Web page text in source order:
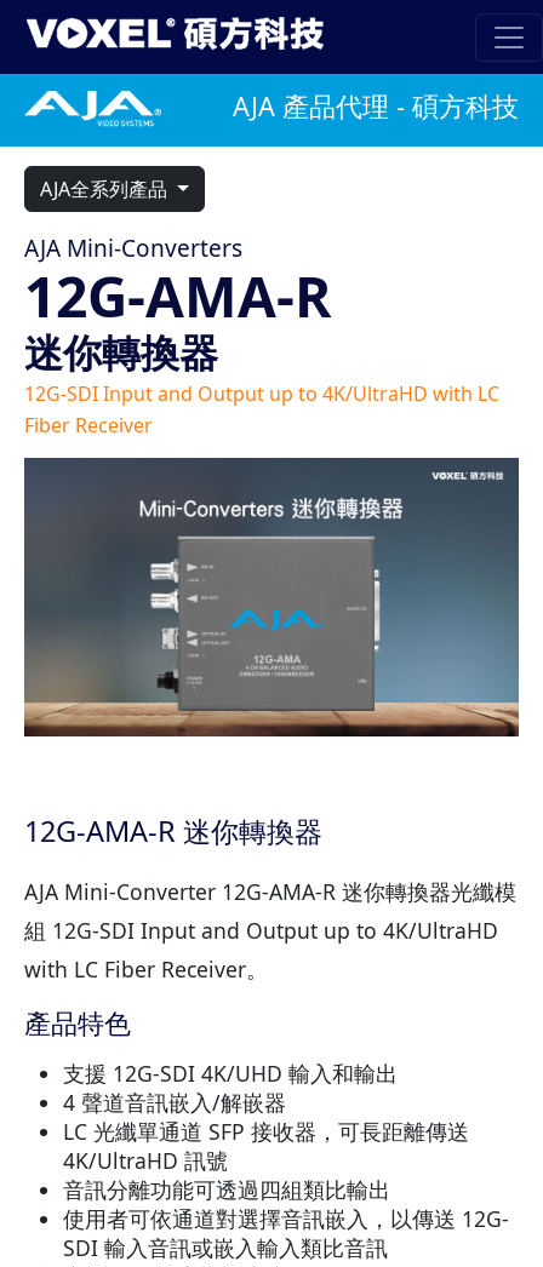
AJA 產品代理 - 碩方科技
AJA全系列產品
AJA Mini-Converters
12G-AMA-R
迷你轉換器
12G-SDI Input and Output up to 4K/UltraHD with LC
Fiber Receiver
12G-AMA-R 迷你轉換器
AJA Mini-Converter 12G-AMA-R 迷你轉換器光纖模
組 12G-SDI Input and Output up to 4K/UltraHD
with LC Fiber Receiver。
產品特色
支援 12G-SDI 4K/UHD 輸入和輸出
4 聲道音訊嵌入/解嵌器
LC 光纖單通道 SFP 接收器，可長距離傳送
4K/UltraHD 訊號
音訊分離功能可透過四組類比輸出
使用者可依通道對選擇音訊嵌入，以傳送 12G-
SDI 輸入音訊或嵌入輸入類比音訊